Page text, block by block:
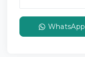
WhatsApp